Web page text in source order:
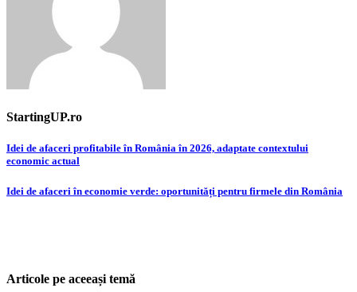
StartingUP.ro
Post
navigation
Idei de afaceri profitabile în România în 2026, adaptate contextului
economic actual
Idei de afaceri în economie verde: oportunități pentru firmele din România
Articole pe aceeași temă